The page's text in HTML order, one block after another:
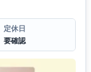
定休日
要確認